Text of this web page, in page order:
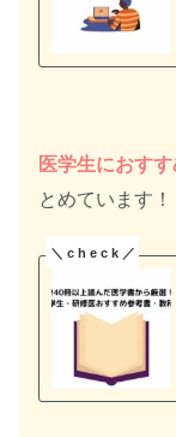
医学生におす
とめています！